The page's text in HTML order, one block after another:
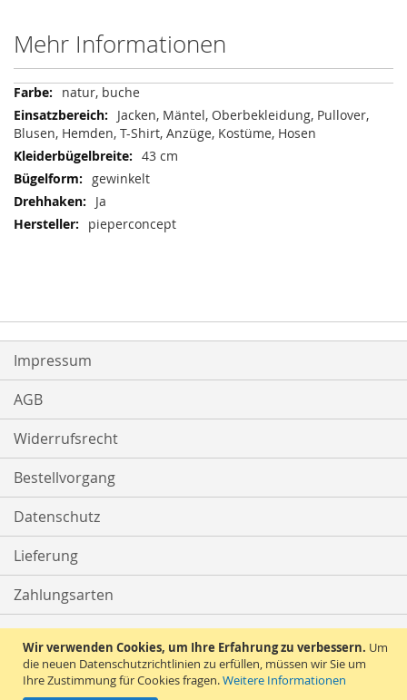
Wir verwenden Cookies, um Ihre Erfahrung zu verbessern. Um
die neuen Datenschutzrichtlinien zu erfüllen, müssen wir Sie um
Ihre Zustimmung für Cookies fragen.Weitere Informationen
Mehr Informationen
Mehr
Informationen
natur, buche
Jacken, Mäntel, Oberbekleidung, Pullover,
Blusen, Hemden, T-Shirt, Anzüge, Kostüme, Hosen
43 cm
gewinkelt
Ja
pieperconcept
Impressum
AGB
Widerrufsrecht
Bestellvorgang
Datenschutz
Lieferung
Zahlungsarten
Kontakt
Vertrag widerrufen